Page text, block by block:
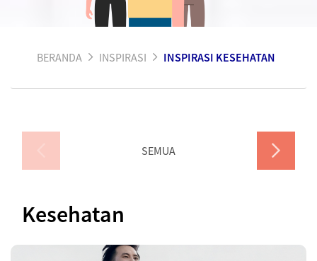
BERANDA INSPIRASI INSPIRASI KESEHATAN
SEMUA
Kesehatan